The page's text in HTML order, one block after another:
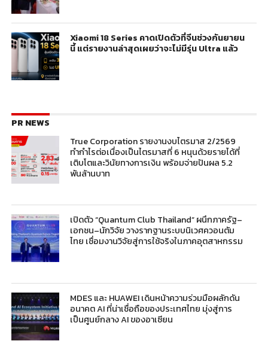
Xiaomi 18 Series คาดเปิดตัวที่จีนช่วงกันยายน
นี้ แต่รายงานล่าสุดเผยว่าจะไม่มีรุ่น Ultra แล้ว
PR NEWS
True Corporation รายงานงบไตรมาส 2/2569
ทำกำไรต่อเนื่องเป็นไตรมาสที่ 6 หนุนด้วยรายได้ที่
เติบโตและวินัยทางการเงิน พร้อมจ่ายปันผล 5.2
พันล้านบาท
เปิดตัว “Quantum Club Thailand” ผนึกภาครัฐ–
เอกชน–นักวิจัย วางรากฐานระบบนิเวศควอนตัม
ไทย เชื่อมงานวิจัยสู่การใช้จริงในภาคอุตสาหกรรม
MDES และ HUAWEI เดินหน้าความร่วมมือผลักดัน
อนาคต AI ที่น่าเชื่อถือของประเทศไทย มุ่งสู่การ
เป็นศูนย์กลาง AI ของอาเซียน